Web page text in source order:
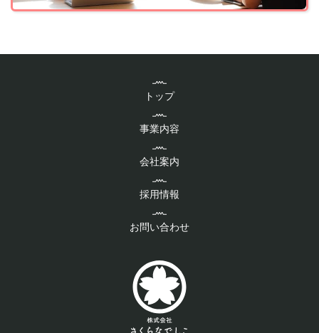
トップ
事業内容
会社案内
採用情報
お問い合わせ